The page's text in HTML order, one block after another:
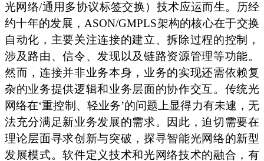
光网络/通用多协议标签交换）技术应运而生。历经
约十年的发展，ASON/GMPLS架构的核心在于交换
自动化，主要关注连接的建立、拆除过程的控制，
涉及路由、信令、发现以及链路资源管理等功能。
然而，连接并非业务本身，业务的实现还需依赖复
杂的业务提供逻辑和业务层面的协作交互。传统光
网络在‘重控制、轻业务’的问题上显得力有未逮，无
法充分满足新业务发展的需求。因此，迫切需要在
理论层面寻求创新与突破，探寻智能光网络的新型
发展模式。软件定义技术和光网络技术的融合，有